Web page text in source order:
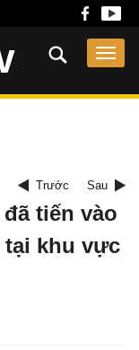
Trước Sau
tiến vào
khu vực